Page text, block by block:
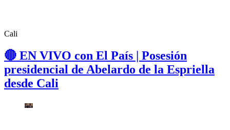
Cali
🔴 EN VIVO con El País | Posesión
presidencial de Abelardo de la Espriella
desde Cali